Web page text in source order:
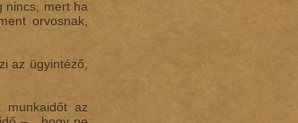
nincs, mert ha
orvosnak,
az ügyintéző,
az